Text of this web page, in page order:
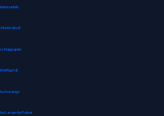
Lavaerde Pulver